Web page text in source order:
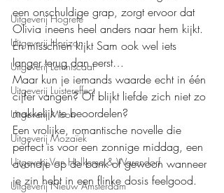
Uitgeverij Hogrefe
Uitgeverij Horizon
Uitgeverij Lemniscaat
Uitgeverij Luistereffect
Uitgeverij Moon
Uitgeverij Mozaïek
Uitgeverij Van Holkema & Warendorf
Uitgeverij Nieuw Amsterdam
een onschuldige grap, zorgt ervoor dat
Olivia ineens heel anders naar hem kijkt.
En misschien kijkt Sam ook wel iets
langer terug dan eerst…
Maar kun je iemands waarde echt in één
cijfer vangen? Of blijkt liefde zich niet zo
makkelijk te beoordelen?
Een vrolijke, romantische novelle die
perfect is voor een zonnige middag, een
avondje op de bank of gewoon wanneer
je zin hebt in een flinke dosis feelgood.